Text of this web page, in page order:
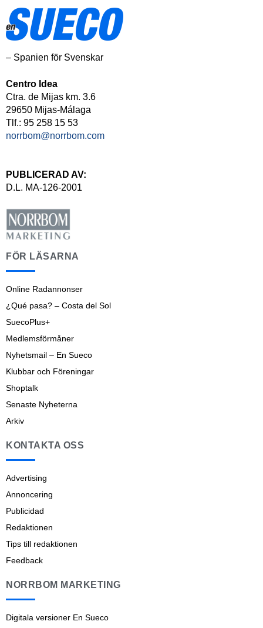
– Spanien för Svenskar
Centro Idea
Ctra. de Mijas km. 3.6
29650 Mijas-Málaga
Tlf.: 95 258 15 53
norrbom@norrbom.com
PUBLICERAD AV:
D.L. MA-126-2001
FÖR LÄSARNA
Online Radannonser
¿Qué pasa? – Costa del Sol
SuecoPlus+
Medlemsförmåner
Nyhetsmail – En Sueco
Klubbar och Föreningar
Shoptalk
Senaste Nyheterna
Arkiv
KONTAKTA OSS
Advertising
Annoncering
Publicidad
Redaktionen
Tips till redaktionen
Feedback
NORRBOM MARKETING
Digitala versioner En Sueco